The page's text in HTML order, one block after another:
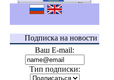
Подписка на новости
Ваш E-mail:
Тип подписки: